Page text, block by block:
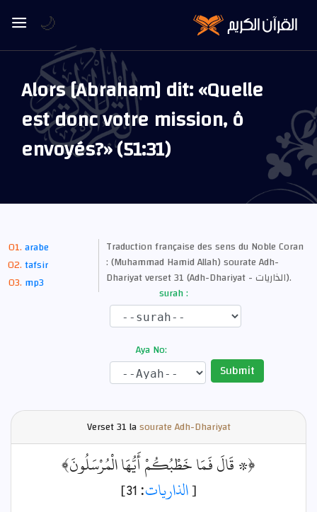
Alors [Abraham] dit: «Quelle
est donc votre mission, ô
envoyés?» (51:31)
arabe
tafsir
mp3
Traduction française des sens du Noble Coran
: (Muhammad Hamid Allah) sourate Adh-
Dhariyat verset 31 (Adh-Dhariyat - الذاريات).
surah :
Aya No:
Submit
Verset31 lasourate Adh-Dhariyat
﴿۞ قَالَ فَمَا خَطْبُكُمْ أَيُّهَا الْمُرْسَلُونَ﴾
[الذاريات: 31]
🌙